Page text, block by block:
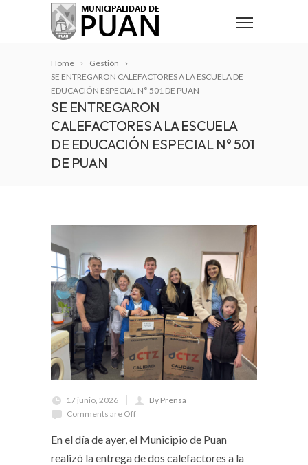
Home
Gestión
SE ENTREGARON CALEFACTORES A LA ESCUELA DE
EDUCACIÓN ESPECIAL N° 501 DE PUAN
SE ENTREGARON
CALEFACTORES A LA ESCUELA
DE EDUCACIÓN ESPECIAL N° 501
DE PUAN
17 junio, 2026
By Prensa
Comments are Off
En el día de ayer, el Municipio de Puan
realizó la entrega de dos calefactores a la